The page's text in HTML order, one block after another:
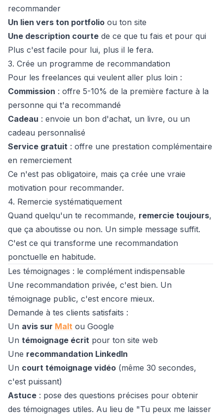
recommander
Un lien vers ton portfolio ou ton site
Une description courte de ce que tu fais et pour qui
Plus c'est facile pour lui, plus il le fera.
3. Crée un programme de recommandation
Pour les freelances qui veulent aller plus loin :
Commission : offre 5-10% de la première facture à la
personne qui t'a recommandé
Cadeau : envoie un bon d'achat, un livre, ou un
cadeau personnalisé
Service gratuit : offre une prestation complémentaire
en remerciement
Ce n'est pas obligatoire, mais ça crée une vraie
motivation pour recommander.
4. Remercie systématiquement
Quand quelqu'un te recommande, remercie toujours,
que ça aboutisse ou non. Un simple message suffit.
C'est ce qui transforme une recommandation
ponctuelle en habitude.
Les témoignages : le complément indispensable
Une recommandation privée, c'est bien. Un
témoignage public, c'est encore mieux.
Demande à tes clients satisfaits :
Un avis sur Malt ou Google
Un témoignage écrit pour ton site web
Une recommandation LinkedIn
Un court témoignage vidéo (même 30 secondes,
c'est puissant)
Astuce : pose des questions précises pour obtenir
des témoignages utiles. Au lieu de "Tu peux me laisser